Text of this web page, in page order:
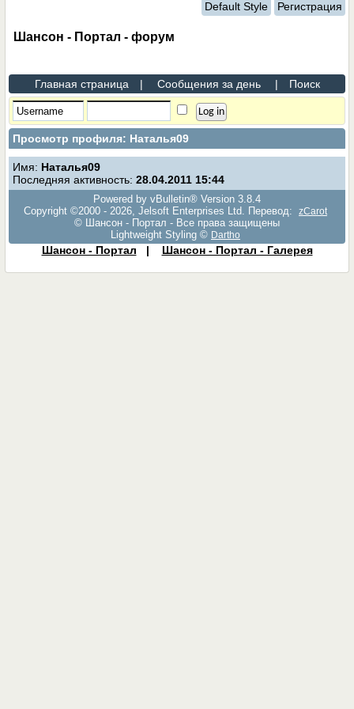
Default Style Регистрация
Шансон - Портал - форум
Главная страница | Сообщения за день | Поиск
Просмотр профиля: Наталья09
Имя: Наталья09
Последняя активность: 28.04.2011 15:44
Powered by vBulletin® Version 3.8.4
Copyright ©2000 - 2026, Jelsoft Enterprises Ltd. Перевод:
zCarot
© Шансон - Портал - Все права защищены
Lightweight Styling © Dartho
Шансон - Портал | Шансон - Портал - Галерея